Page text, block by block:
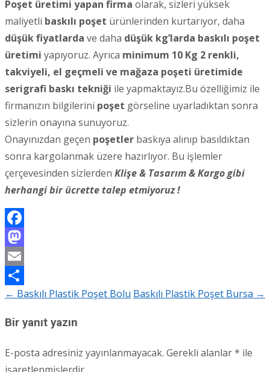
Poşet üretimi yapan firma olarak, sizleri yüksek
maliyetli baskılı poşet ürünlerinden kurtarıyor, daha
düşük fiyatlarda ve daha düşük kg’larda baskılı poşet
üretimi yapıyoruz. Ayrıca minimum 10 Kg 2 renkli,
takviyeli, el geçmeli ve mağaza poşeti üretimide
serigrafi baskı tekniği ile yapmaktayız.Bu özelliğimiz ile
firmanızın bilgilerini poşet görseline uyarladıktan sonra
sizlerin onayına sunuyoruz.
Onayınızdan geçen poşetler baskıya alınıp basıldıktan
sonra kargolanmak üzere hazırlıyor. Bu işlemler
çerçevesinden sizlerden Klişe & Tasarım & Kargo gibi
herhangi bir ücrette talep etmiyoruz !
Facebook
Mastodon
Email
Share
Post
navigation
← Baskılı Plastik Poşet Bolu Baskılı Plastik Poşet Bursa →
Bir yanıt yazın
E-posta adresiniz yayınlanmayacak. Gerekli alanlar* ile